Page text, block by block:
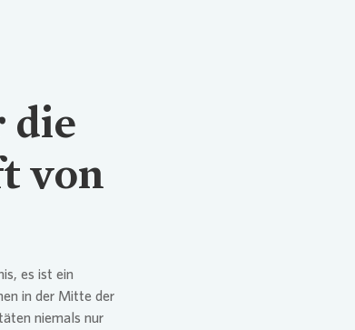
die
von
es ist ein
in der Mitte der
niemals nur